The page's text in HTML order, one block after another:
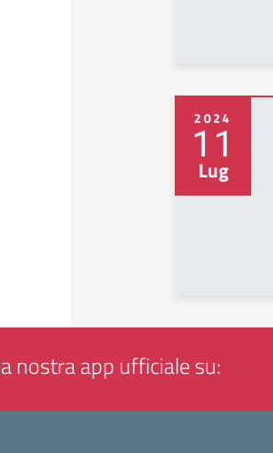
2024
11
Lug
nostra app ufficiale su: